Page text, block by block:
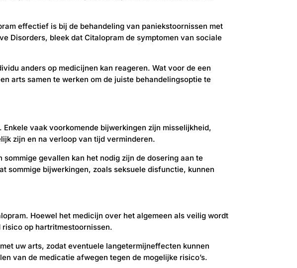
effectief is bij de behandeling van paniekstoornissen met
Disorders, bleek dat Citalopram de symptomen van sociale
anders op medicijnen kan reageren. Wat voor de een
arts samen te werken om de juiste behandelingsoptie te
vaak voorkomende bijwerkingen zijn misselijkheid,
zijn en na verloop van tijd verminderen.
gevallen kan het nodig zijn de dosering aan te
sommige bijwerkingen, zoals seksuele disfunctie, kunnen
Hoewel het medicijn over het algemeen als veilig wordt
op hartritmestoornissen.
uw arts, zodat eventuele langetermijneffecten kunnen
van de medicatie afwegen tegen de mogelijke risico’s.